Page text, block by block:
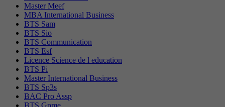
Master Meef
MBA International Business
BTS Sam
BTS Sio
BTS Communication
BTS Esf
Licence Science de l education
BTS Pi
Master International Business
BTS Sp3s
BAC Pro Assp
BTS Gpme